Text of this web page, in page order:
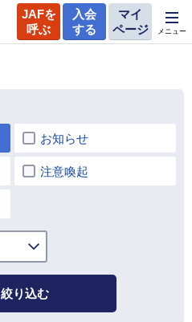
JAFを
呼ぶ
入会
する
マイ
ページ
メニュー
お知らせ
注意喚起
絞り込む